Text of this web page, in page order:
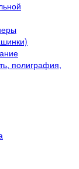
полиграфия,